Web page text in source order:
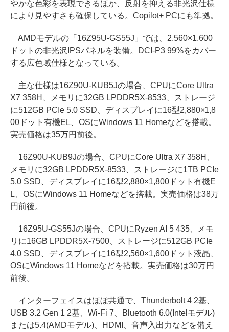
やかな色彩を表現できるほか、反射を抑える非光沢仕様
により見やすさも確保している。Copilot+ PCにも準拠。
AMDモデルの「16Z95U-GS55J」では、2,560×1,600
ドットの非光沢IPSパネルを装備。DCI-P3 99%をカバー
する広色域仕様となっている。
主な仕様は16Z90U-KUB5Jの場合、CPUにCore Ultra
X7 358H、メモリに32GB LPDDR5X-8533、ストレージ
に512GB PCIe 5.0 SSD、ディスプレイに16型2,880×1,8
00ドット有機EL、OSにWindows 11 Homeなどを搭載。
実売価格は35万円前後。
16Z90U-KUB9Jの場合、CPUにCore Ultra X7 358H、
メモリに32GB LPDDR5X-8533、ストレージに1TB PCIe
5.0 SSD、ディスプレイに16型2,880×1,800ドット有機E
L、OSにWindows 11 Homeなどを搭載。実売価格は38万
円前後。
16Z95U-GS55Jの場合、CPUにRyzen AI 5 435、メモ
リに16GB LPDDR5X-7500、ストレージに512GB PCIe
4.0 SSD、ディスプレイに16型2,560×1,600ドット液晶、
OSにWindows 11 Homeなどを搭載。実売価格は30万円
前後。
インターフェイスはほぼ共通で、Thunderbolt 4 2基、
USB 3.2 Gen 1 2基、Wi-Fi 7、Bluetooth 6.0(Intelモデル)
または5.4(AMDモデル)、HDMI、音声入出力などを備え